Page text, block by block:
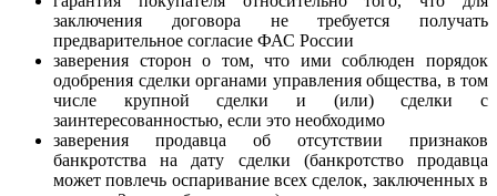
заключения договора не требуется получать
предварительное согласие ФАС России
заверения сторон о том, что ими соблюден порядок
одобрения сделки органами управления общества, в том
числе крупной сделки и (или) сделки с
заинтересованностью, если это необходимо
заверения продавца об отсутствии признаков
банкротства на дату сделки (банкротство продавца
может повлечь оспаривание всех сделок, заключенных в